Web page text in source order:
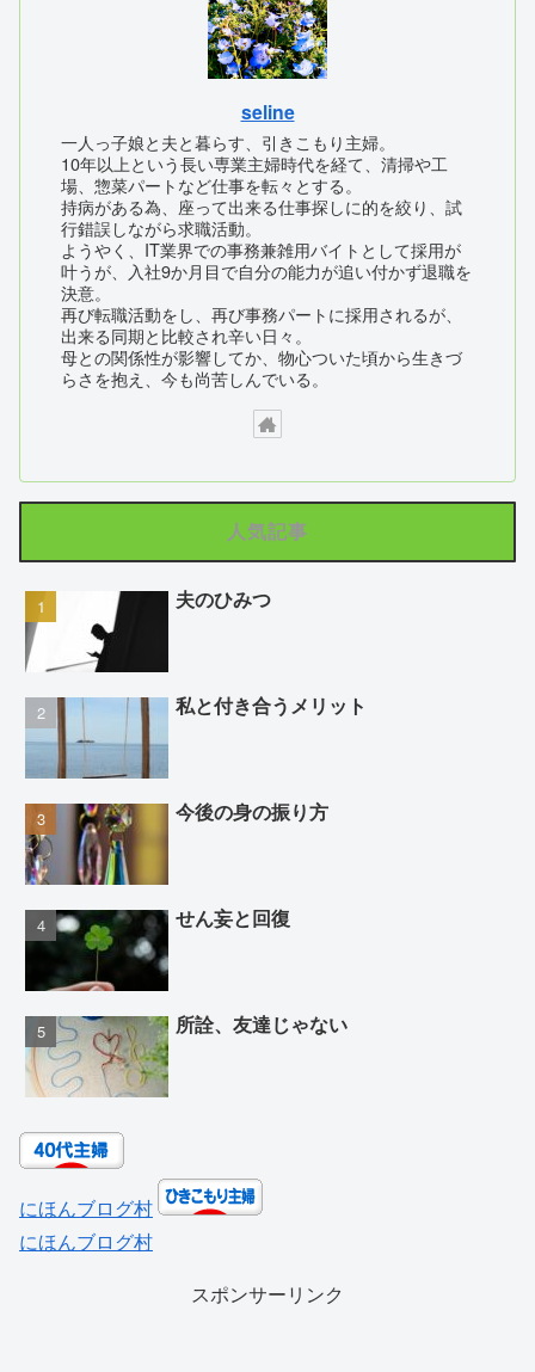
seline
一人っ子娘と夫と暮らす、引きこもり主婦。
10年以上という長い専業主婦時代を経て、清掃や工
場、惣菜パートなど仕事を転々とする。
持病がある為、座って出来る仕事探しに的を絞り、試
行錯誤しながら求職活動。
ようやく、IT業界での事務兼雑用バイトとして採用が
叶うが、入社9か月目で自分の能力が追い付かず退職を
決意。
再び転職活動をし、再び事務パートに採用されるが、
出来る同期と比較され辛い日々。
母との関係性が影響してか、物心ついた頃から生きづ
らさを抱え、今も尚苦しんでいる。
人気記事
夫のひみつ
私と付き合うメリット
今後の身の振り方
せん妄と回復
所詮、友達じゃない
にほんブログ村
にほんブログ村
スポンサーリンク